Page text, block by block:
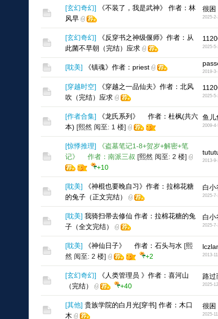
[玄幻奇幻]
《不装了，我是武神》 作者：林
风早
很困
2025-
[玄幻奇幻]
《反穿书之神级偃师》作者：从
此菌不早朝（完结）应求
2025-
[耽美] 《镇魂》作者：priest
2019-3-
[穿越时空]
《穿越之一品仙夫》作者：北风
吹（完结）应求
2025-
[作者合集]
《龙氏系列》 作者：杜枫(共六
本) [熙然 阅至: 1 楼]
鱼儿
2009-4-
[惊悸推理]
《盗墓笔记1-8+贺岁+解密+笔
记》 作者：南派三叔 [熙然 阅至: 2 楼]
+10
2013-
[耽美]
《神棍也要晚自习》作者：拉棉花糖
的兔子（正文完结）
白小
2025-
[耽美] 我骑扫帚去修仙 作者：拉棉花糖的兔
子（全文完结）
白小
2025-
[耽美] 《神仙日子》 作者：石头与水 [熙
然 阅至: 2 楼]
+2 2013-
[玄幻奇幻]
《人类管理员 》作者：喜河山
（完结）
+40
路过
2025-
[其他] 贵族学院的白月光[穿书] 作者：木口
木
很困
2025-